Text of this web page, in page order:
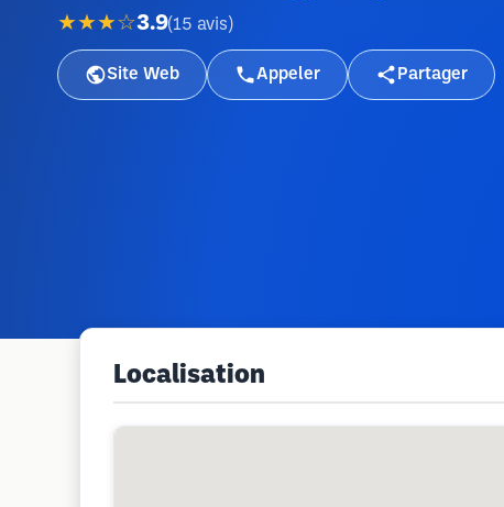
★★★☆3.9(15 avis )
Site Web Appeler Partager
Localisation